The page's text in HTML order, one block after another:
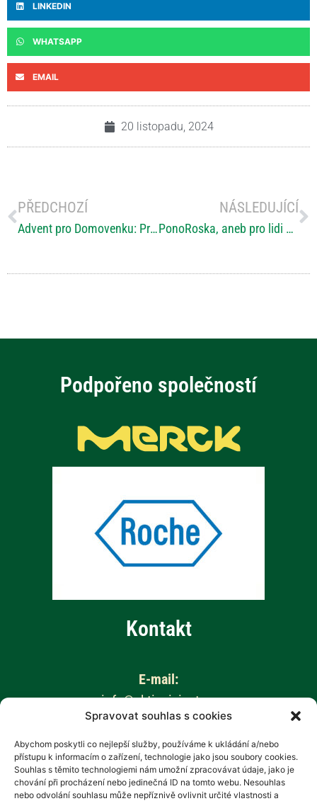
Spravovat souhlas s cookies
Abychom poskytli co nejlepší služby, používáme k ukládání a/nebo
přístupu k informacím o zařízení, technologie jako jsou soubory cookies.
Souhlas s těmito technologiemi nám umožní zpracovávat údaje, jako je
chování při procházení nebo jedinečná ID na tomto webu. Nesouhlas
nebo odvolání souhlasu může nepříznivě ovlivnit určité vlastnosti a
LINKEDIN
WHATSAPP
EMAIL
20 listopadu, 2024
PŘEDCHOZÍ
Advent pro Domovenku: První ročník adventních akcí v Domově sv. Josefa
NÁSLEDUJÍCÍ
PonoRoska, aneb pro lidi s roztroušenou sklerózou noříme se do Malše!
Podpořeno společností
Kontakt
E-mail:
info@aktivnizivot.cz
Odborní garanti:
Prof. MUDr. Eva Kubala Havrdová, CSc.
Prim. MUDr. Marta Vachová